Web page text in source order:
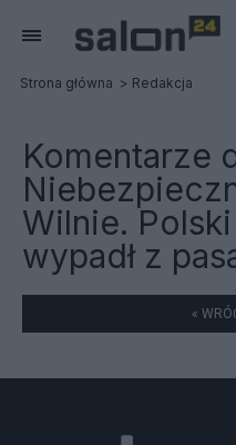
Strona główna Redakcja
Komentarze
Wilnie.
wypadł z
«